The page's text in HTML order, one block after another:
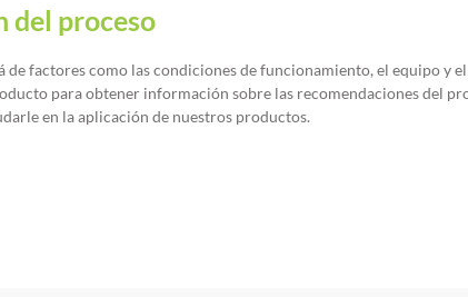
del proceso
de factores como las condiciones de funcionamiento, el equipo y
para obtener información sobre las recomendaciones del
en la aplicación de nuestros productos.